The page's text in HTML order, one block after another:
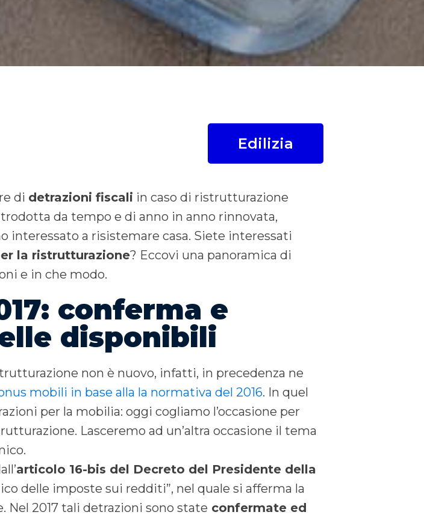
Edilizia
di detrazioni fiscali in caso di ristrutturazione
da tempo e di anno in anno rinnovata,
a risistemare casa. Siete interessati
la ristrutturazione? Eccovi una panoramica di
e in che modo.
conferma e
disponibili
non è nuovo, infatti, in precedenza ne
mobili in base alla la normativa del 2016. In quel
per la mobilia: oggi cogliamo l’occasione per
Lasceremo ad un’altra occasione il tema
articolo 16-bis del Decreto del Presidente della
delle imposte sui redditi”, nel quale si afferma la
2017 tali detrazioni sono state confermate ed